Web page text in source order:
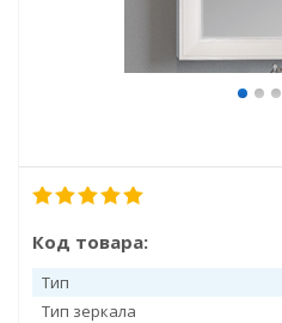
Код товара:
Тип
Тип зеркала